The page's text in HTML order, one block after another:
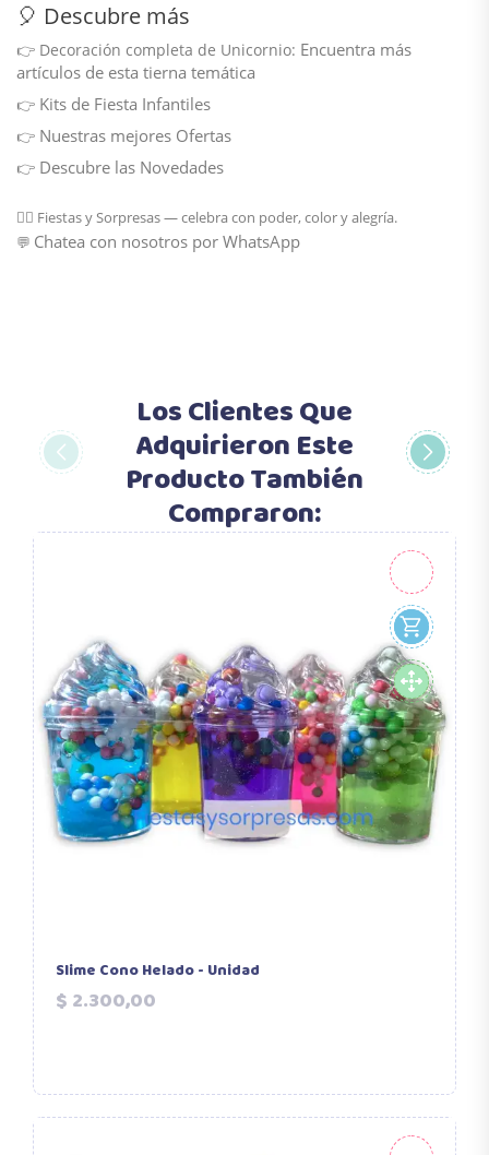
🎈 Descubre más
👉 Decoración completa de Unicornio: Encuentra más
artículos de esta tierna temática
👉 Kits de Fiesta Infantiles
👉 Nuestras mejores Ofertas
👉 Descubre las Novedades
🦸‍♂️ Fiestas y Sorpresas— celebra con poder, color y alegría.
💬 Chatea con nosotros por WhatsApp
Los Clientes Que
Adquirieron Este
Producto También
Compraron:
Slime Cono Helado - Unidad
$ 2.300,00